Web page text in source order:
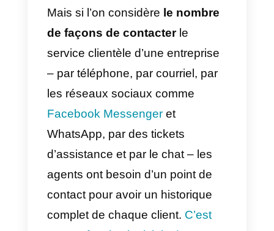
avant de pouvoir résoudre leur
problème. Bien que cela ait pu
être une pratique courante par le
passé, actuellement, les clients
s’attendent à une expérience
fluide et sont heureux de ne pas
rendre leur fidélité s’ils ont une
mauvaise expérience.